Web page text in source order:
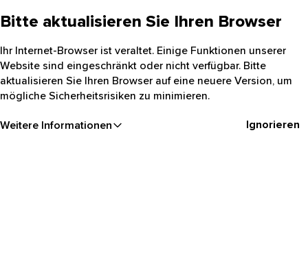
Bitte aktualisieren Sie Ihren Browser
Ihr Internet-Browser ist veraltet. Einige Funktionen unserer
Website sind eingeschränkt oder nicht verfügbar. Bitte
aktualisieren Sie Ihren Browser auf eine neuere Version, um
mögliche Sicherheitsrisiken zu minimieren.
Weitere Informationen Ignorieren